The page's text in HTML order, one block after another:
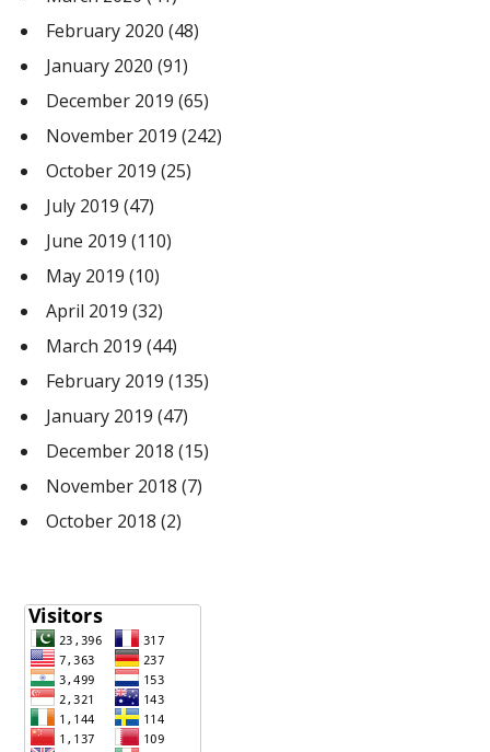
February 2020 (48)
January 2020 (91)
December 2019 (65)
November 2019 (242)
October 2019 (25)
July 2019 (47)
June 2019 (110)
May 2019 (10)
April 2019 (32)
March 2019 (44)
February 2019 (135)
January 2019 (47)
December 2018 (15)
November 2018 (7)
October 2018 (2)